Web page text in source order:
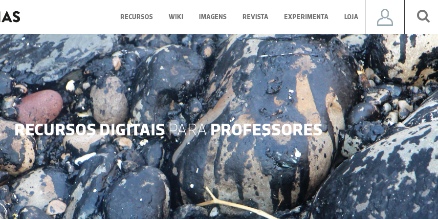
RECURSOS WIKI IMAGENS REVISTA EXPERIMENTA LOJA
RECURSOS DIGITAISPARAPROFESSORES